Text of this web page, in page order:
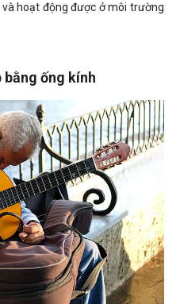
hoạt động được ở môi trường
bằng ống kính